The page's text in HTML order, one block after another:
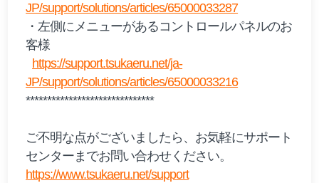
JP/support/solutions/articles/65000033287
・左側にメニューがあるコントロールパネルのお
客様
https://support.tsukaeru.net/ja-
JP/support/solutions/articles/65000033216
******************************
ご不明な点がございましたら、お気軽にサポート
センターまでお問い合わせください。
https://www.tsukaeru.net/support